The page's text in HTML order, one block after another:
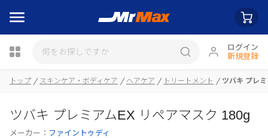
ログイン
新規登録
トップ スキンケア・ボディケア ヘアケア トリートメント ツバキ プレ
ツバキ プレミアムEX リペアマスク 180g
メーカー： ファイントゥディ